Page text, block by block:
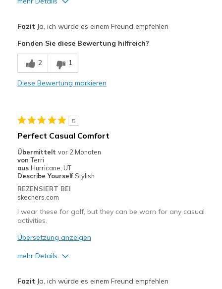
Breathe Well
Comfortable
Geeignete Verwendung
Width
Sizing
Feels true to size
Fazit Ja, ich würde es einem Freund empfehlen
Fanden Sie diese Bewertung hilfreich?
2 1
Diese Bewertung markieren
5
Perfect Casual Comfort
Übermittelt vor 2 Monaten
von Terri
aus Hurricane, UT
Describe Yourself Stylish
REZENSIERT BEI
skechers.com
I wear these for golf, but they can be worn for any casual
activities.
Übersetzung anzeigen
mehr Details
Fazit Ja, ich würde es einem Freund empfehlen